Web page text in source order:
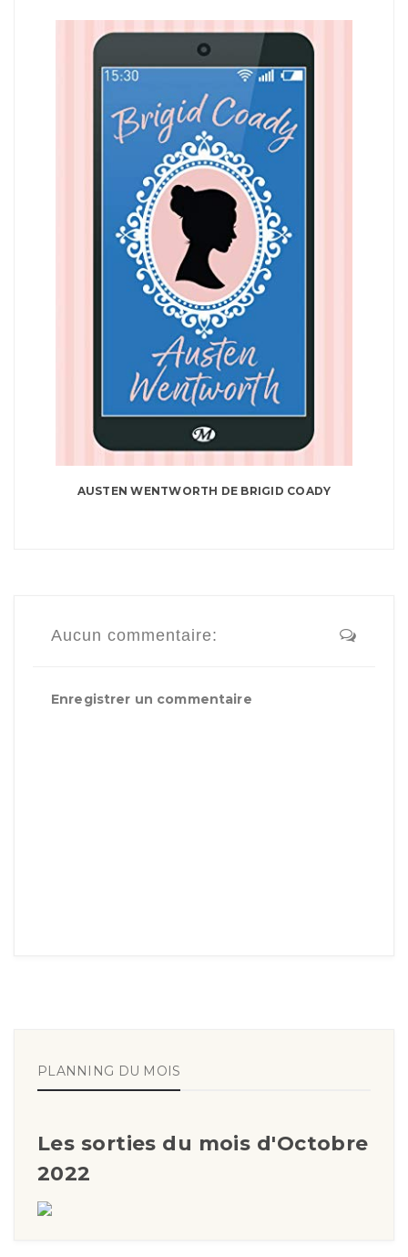
AUSTEN WENTWORTH DE BRIGID COADY
Aucun commentaire:
Enregistrer un commentaire
PLANNING DU MOIS
Les sorties du mois d'Octobre
2022